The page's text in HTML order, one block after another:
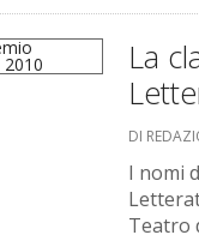
La
DI
I nomi
Teatro